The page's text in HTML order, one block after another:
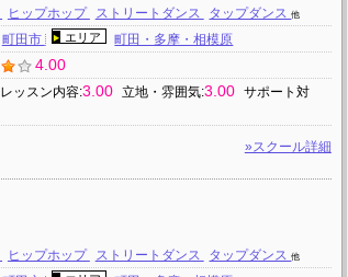
ヒップホップ ストリートダンス タップダンス他
町田市 エリア 町田・多摩・相模原
4.00
レッスン内容:3.00 立地・雰囲気:3.00 サポート対
»スクール詳細
ヒップホップ ストリートダンス タップダンス他